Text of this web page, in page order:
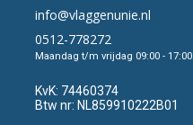
info@vlaggenunie.nl
0512-778272
Maandag t/m vrijdag 09:00 - 17:00
KvK: 74460374
Btw nr: NL859910222B01